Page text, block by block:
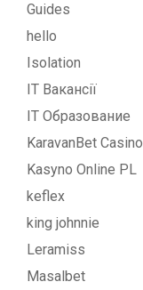
Guides
hello
Isolation
IT Вакансії
IT Образование
KaravanBet Casino
Kasyno Online PL
keflex
king johnnie
Leramiss
Masalbet